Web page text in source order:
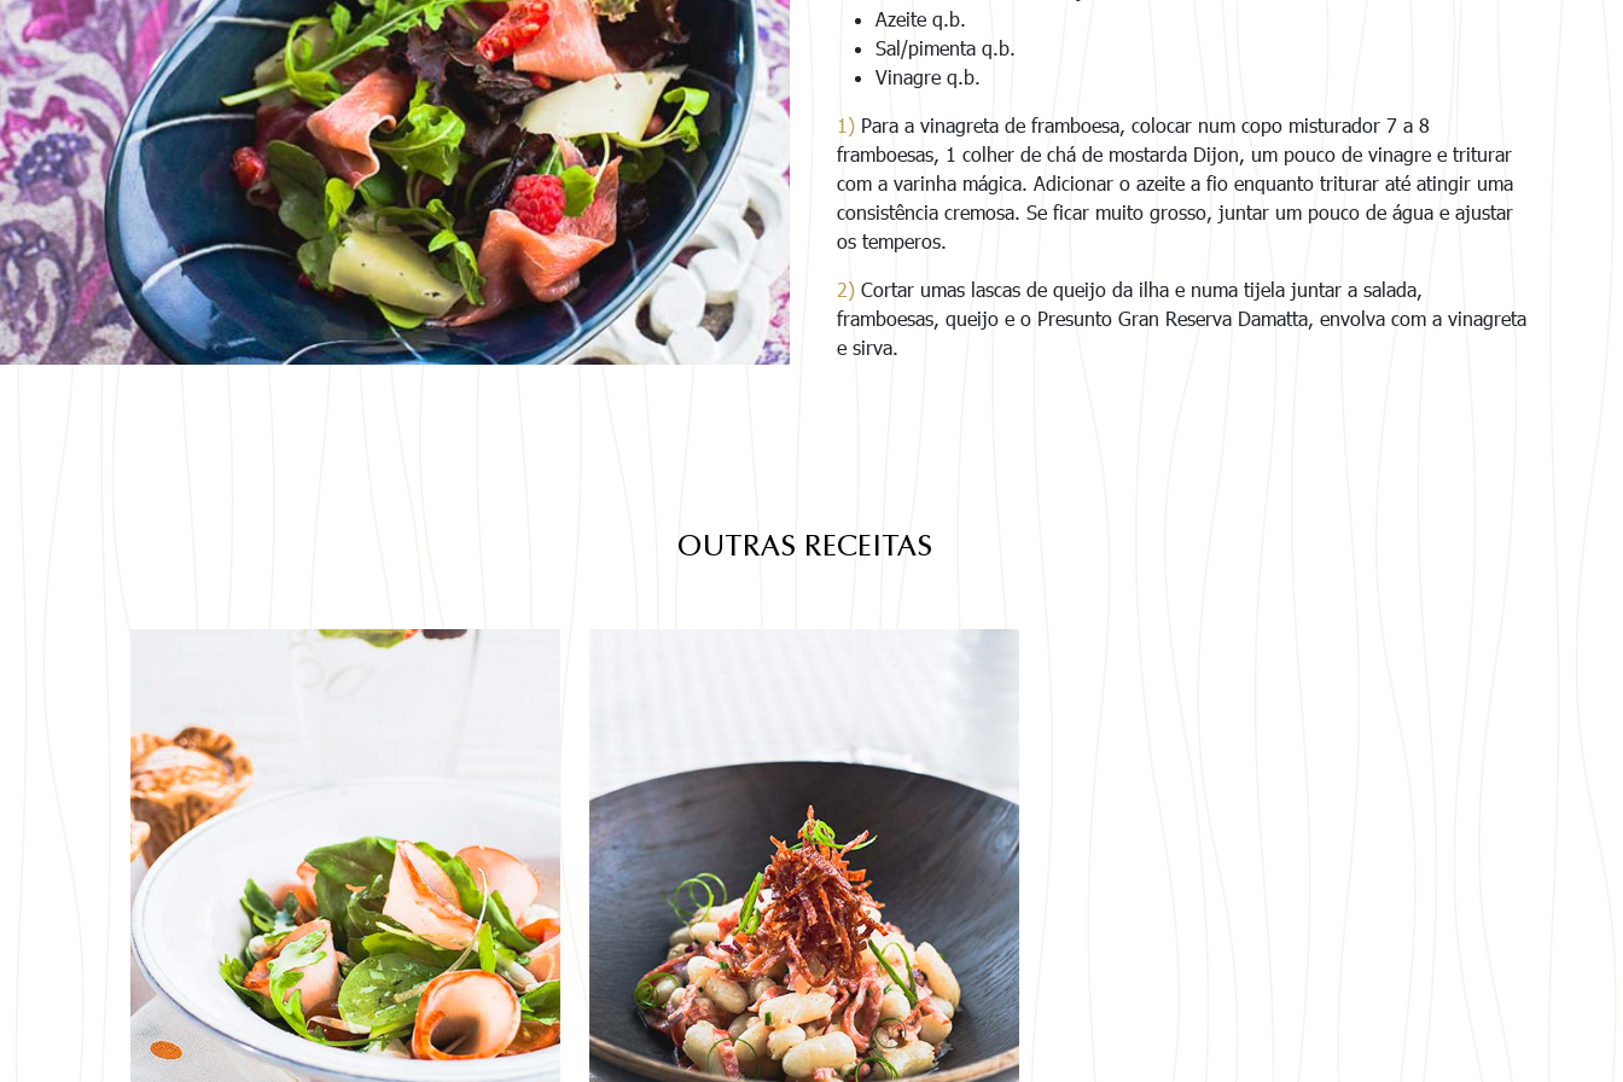
Azeite q.b.
Sal/pimenta q.b.
Vinagre q.b.
1) Para a vinagreta de framboesa, colocar num copo misturador 7 a 8
framboesas, 1 colher de chá de mostarda Dijon, um pouco de vinagre e triturar
com a varinha mágica. Adicionar o azeite a fio enquanto triturar até atingir uma
consistência cremosa. Se ficar muito grosso, juntar um pouco de água e ajustar
os temperos.
2) Cortar umas lascas de queijo da ilha e numa tijela juntar a salada,
framboesas, queijo e o Presunto Gran Reserva Damatta, envolva com a vinagreta
e sirva.
OUTRAS RECEITAS